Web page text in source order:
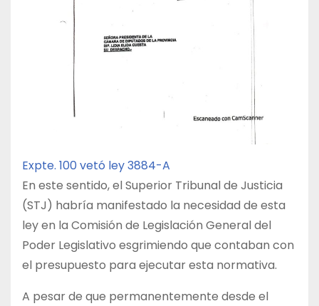
Expte. 100 vetó ley 3884-A
En este sentido, el Superior Tribunal de Justicia
(STJ) habría manifestado la necesidad de esta
ley en la Comisión de Legislación General del
Poder Legislativo esgrimiendo que contaban con
el presupuesto para ejecutar esta normativa.
A pesar de que permanentemente desde el